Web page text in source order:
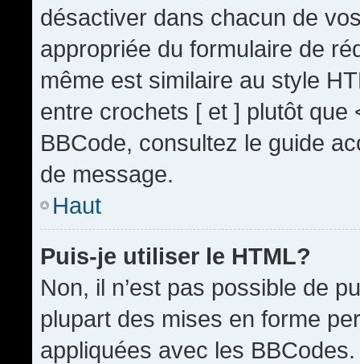
désactiver dans chacun de
appropriée du formulaire de
même est similaire au style
entre crochets [ et ] plutôt que
BBCode, consultez le guide
de message.
Haut
Puis-je utiliser le HTML?
Non, il n’est pas possible de
plupart des mises en forme
appliquées avec les BBCodes.